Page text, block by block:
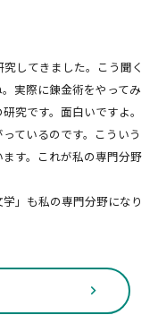
してきました。こう聞く
実際に錬金術をやってみ
究です。面白いですよ。
ているのです。こういう
す。これが私の専門分野
」も私の専門分野になり